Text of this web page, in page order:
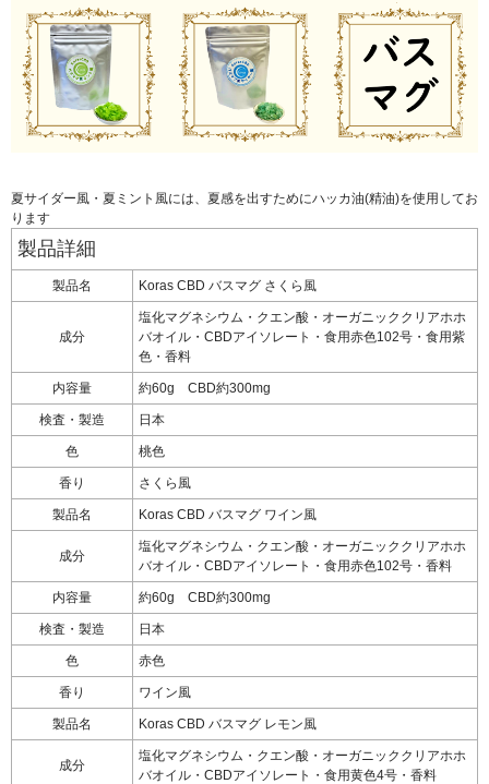
夏サイダー風・夏ミント風には、夏感を出すためにハッカ油(精油)を使用してお
ります
製品詳細
製品名 Koras CBD バスマグ さくら風
成分
塩化マグネシウム・クエン酸・オーガニッククリアホホ
バオイル・CBDアイソレート・食用赤色102号・食用紫
色・香料
内容量 約60g CBD約300mg
検査・製造 日本
色 桃色
香り さくら風
製品名 Koras CBD バスマグ ワイン風
成分
塩化マグネシウム・クエン酸・オーガニッククリアホホ
バオイル・CBDアイソレート・食用赤色102号・香料
内容量 約60g CBD約300mg
検査・製造 日本
色 赤色
香り ワイン風
製品名 Koras CBD バスマグ レモン風
成分
塩化マグネシウム・クエン酸・オーガニッククリアホホ
バオイル・CBDアイソレート・食用黄色4号・香料